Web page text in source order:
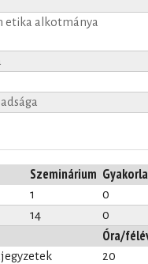
etika alkotmánya
Szeminárium
1
0
14 0
Óra/
20